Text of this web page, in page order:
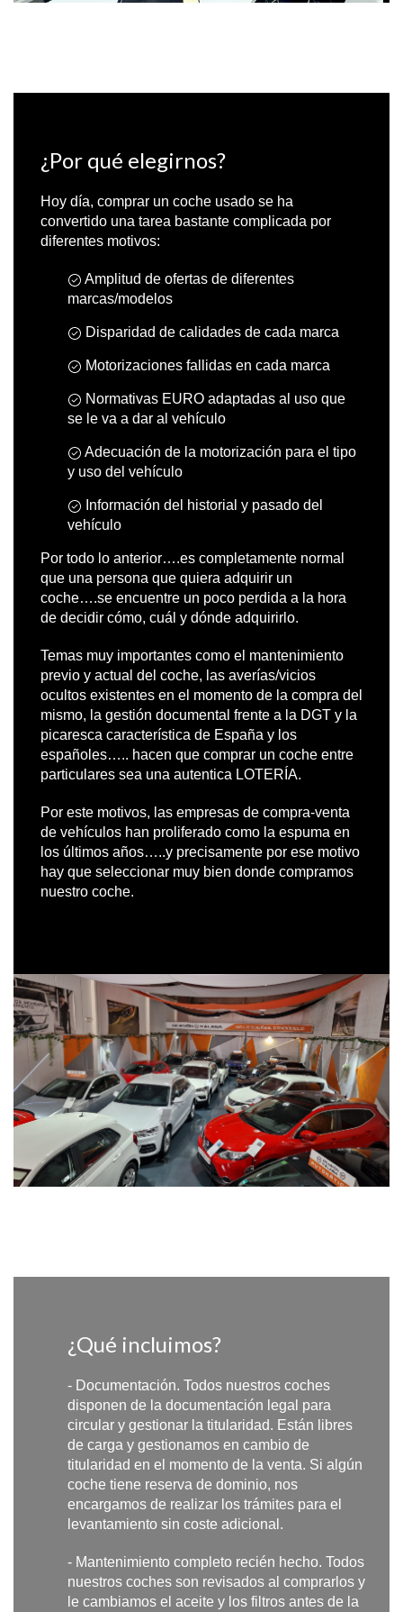
¿Por qué elegirnos?
Hoy día, comprar un coche usado se ha
convertido una tarea bastante complicada por
diferentes motivos:
Amplitud de ofertas de diferentes
marcas/modelos
Disparidad de calidades de cada marca
Motorizaciones fallidas en cada marca
Normativas EURO adaptadas al uso que
se le va a dar al vehículo
Adecuación de la motorización para el tipo
y uso del vehículo
Información del historial y pasado del
vehículo
Por todo lo anterior….es completamente normal
que una persona que quiera adquirir un
coche….se encuentre un poco perdida a la hora
de decidir cómo, cuál y dónde adquirirlo.
Temas muy importantes como el mantenimiento
previo y actual del coche, las averías/vicios
ocultos existentes en el momento de la compra del
mismo, la gestión documental frente a la DGT y la
picaresca característica de España y los
españoles….. hacen que comprar un coche entre
particulares sea una autentica LOTERÍA.
Por este motivos, las empresas de compra-venta
de vehículos han proliferado como la espuma en
los últimos años…..y precisamente por ese motivo
hay que seleccionar muy bien donde compramos
nuestro coche.
¿Qué incluimos?
- Documentación. Todos nuestros coches
disponen de la documentación legal para
circular y gestionar la titularidad. Están libres
de carga y gestionamos en cambio de
titularidad en el momento de la venta. Si algún
coche tiene reserva de dominio, nos
encargamos de realizar los trámites para el
levantamiento sin coste adicional.
- Mantenimiento completo recién hecho. Todos
nuestros coches son revisados al comprarlos y
le cambiamos el aceite y los filtros antes de la